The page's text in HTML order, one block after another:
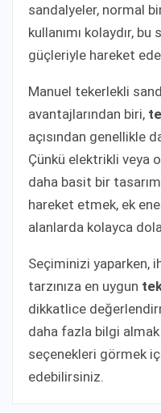
sandalyeler, normal
kullanımı kolaydır, bu
güçleriyle hareket
Manuel tekerlekli
avantajlarından biri,
açısından genellikle
Çünkü elektrikli veya
daha basit bir
hareket etmek, ek
alanlarda kolayca
Seçiminizi yaparken,
tarzınıza en uygun
dikkatlice
daha fazla bilgi
seçenekleri görmek
edebilirsiniz.